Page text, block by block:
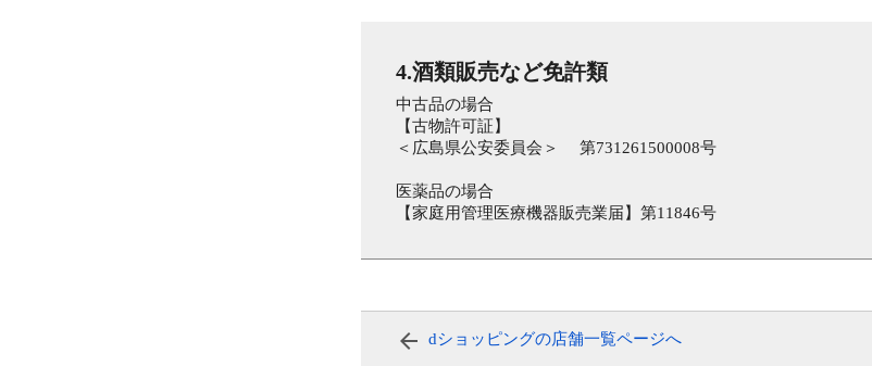
4.酒類販売など免許類
中古品の場合
【古物許可証】
＜広島県公安委員会＞ 第731261500008号
医薬品の場合
【家庭用管理医療機器販売業届】第11846号
dショッピングの店舗一覧ページへ